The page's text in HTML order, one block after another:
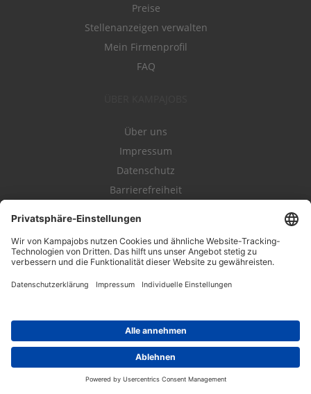
Preise
Stellenanzeigen verwalten
Mein Firmenprofil
FAQ
Über uns
Impressum
Datenschutz
Barrierefreiheit
Campajobs Romandie
Kampahire
Kampagnenforum
LeadNow
© 2004-2019 Kampajobs GmbH. Alle Rechte vorbehalten